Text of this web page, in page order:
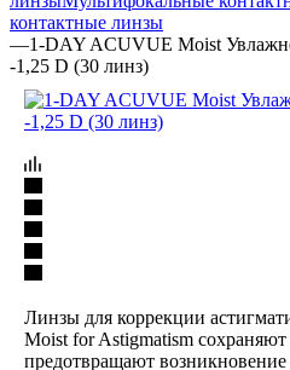
контактные линзы
—1-DAY ACUVUE Moist
-1,25 D (30 линз)
Линзы для коррекции
Moist for Astigmatism
предотвращают возникновение